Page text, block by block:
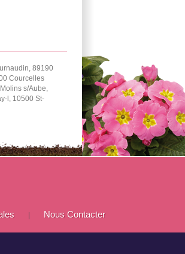
89190
Courcelles
s/Aube,
l, 10500 St-
Nous Contacter